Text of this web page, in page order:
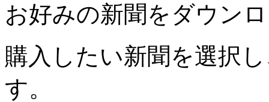
お好みの新聞をダウン
購入したい新聞を選択
す。